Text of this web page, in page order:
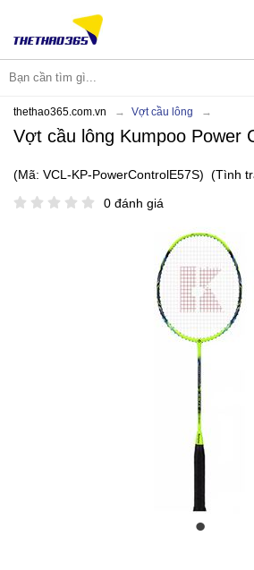
thethao365.com.vn Vợt cầu lông
Vợt cầu lông Kumpoo Power
(Mã: VCL-KP-PowerControlE57S) (Tình
0 đánh giá